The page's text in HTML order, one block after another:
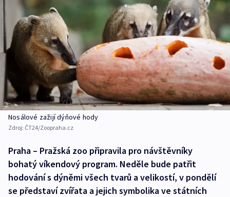
Nosálové zažijí dýňové hody
Zdroj: ČT24/Zoopraha.cz
Praha – Pražská zoo připravila pro návštěvníky
bohatý víkendový program. Neděle bude patřit
hodování s dýněmi všech tvarů a velikostí, v pondělí
se představí zvířata a jejich symbolika ve státních